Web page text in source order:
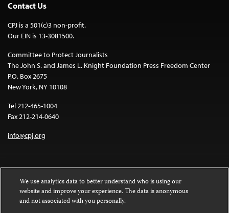
Contact Us
CPJ is a 501(c)3 non-profit.
Our EIN is 13-3081500.
Committee to Protect Journalists
The John S. and James L. Knight Foundation Press Freedom Center
P.O. Box 2675
New York, NY 10108
Tel 212-465-1004
Fax 212-214-0640
info@cpj.org
Except where noted, text on this website is licensed under a
We use analytics data to better understand who is using our
website and improve your experience. The data is anonymous
and not associated with you personally.